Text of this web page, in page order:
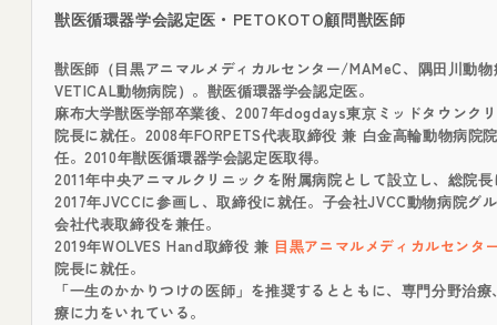
獣医循環器学会認定医・PETOKOTO顧問獣医師
獣医師（目黒アニマルメディカルセンター/MAMeC、隅田川動
VETICAL動物病院）。獣医循環器学会認定医。
麻布大学獣医学部卒業後、2007年dogdays東京ミッドタウンク
院長に就任。2008年FORPETS代表取締役 兼 白金高輪動物病院
任。2010年獣医循環器学会認定医取得。
2011年中央アニマルクリニックを附属病院として設立し、総院
2017年JVCCに参画し、取締役に就任。子会社JVCC動物病院グ
会社代表取締役を兼任。
2019年WOLVES Hand取締役 兼 目黒アニマルメディカルセンタ
院長に就任。
「一生のかかりつけの医師」を推奨するとともに、専門分野治
療に力をいれている。